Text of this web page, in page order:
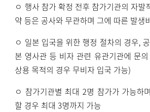
ㅇ 행사 참가 확정 전후 참가기관의 자발
약 등은 공사와 무관하며 그에 따른 발생
ㅇ 일본 입국을 위한 행정 절차의 경우,
본 영사관 등 비자 관련 유관기관에 문
상용 목적의 경우 무비자 입국 가능)
ㅇ 참가기관별 최대 2명 참가가 가능하며
할 경우 최대3명까지 가능